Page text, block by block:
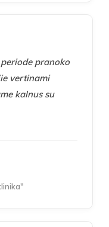
pranoko
vertinami
kalnus su